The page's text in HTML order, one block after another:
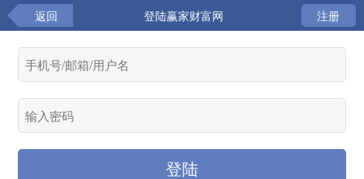
返回 登陆赢家财富网 注册